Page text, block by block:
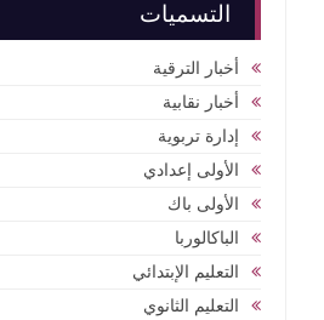
التسميات
أخبار الترقية
أخبار نقابية
إدارة تربوية
الأولى إعدادي
الأولى باك
الباكالوربا
التعليم الإبتدائي
التعليم الثانوي